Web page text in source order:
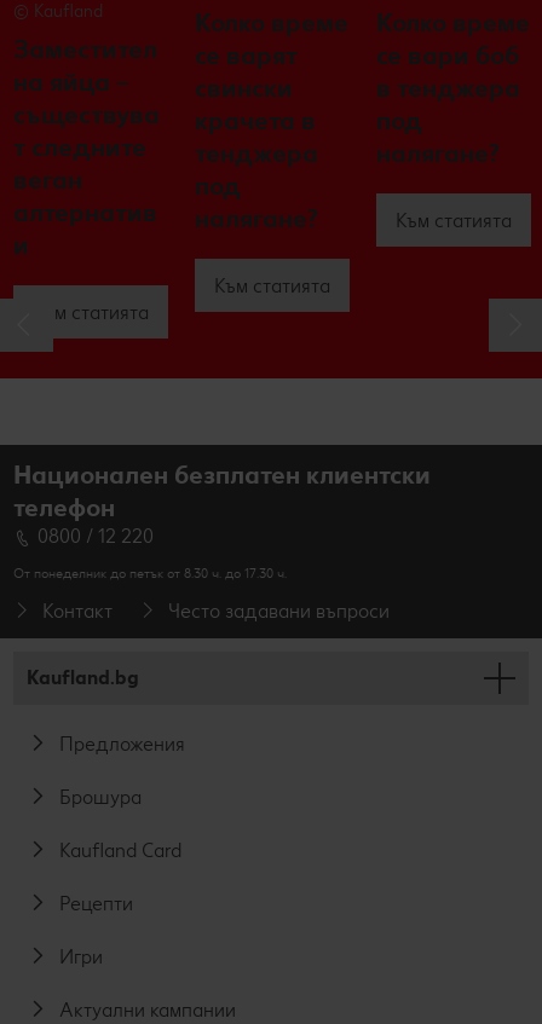
© Kaufland
Заместител
на яйца –
съществува
т следните
веган
алтернатив
и
Към статията
Колко време
се варят
свински
крачета в
тенджера
под
налягане?
Към статията
Колко време
се вари боб
в тенджера
под
налягане?
Към статията
Национален безплатен клиентски
телефон
0800 / 12 220
От понеделник до петък от 8.30 ч. до 17.30 ч.
Контакт Често задавани въпроси
Kaufland.bg
Предложения
Брошура
Kaufland Card
Рецепти
Игри
Актуални кампании